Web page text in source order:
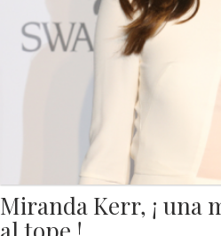
Miranda Kerr, ¡ una